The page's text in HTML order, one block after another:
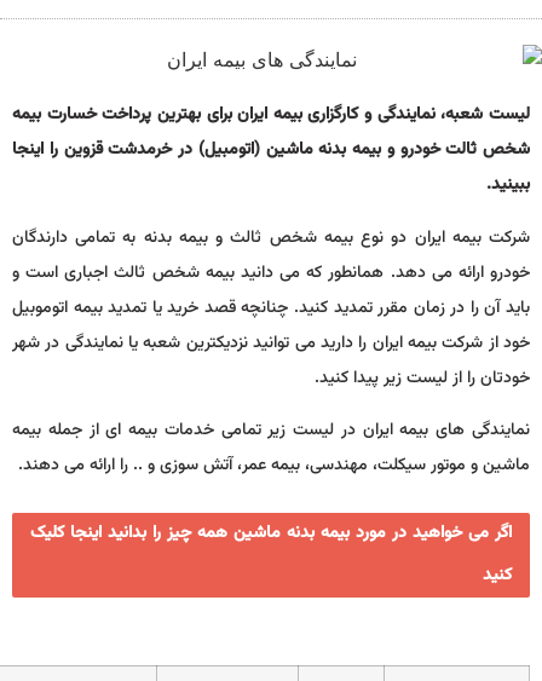
لیست شعبه، نمایندگی و کارگزاری بیمه ایران برای بهترین پرداخت خسارت بیمه
شخص ثالت خودرو و بیمه بدنه ماشین (اتومبیل) در خرمدشت قزوین را اینجا
ببینید.
شرکت بیمه ایران دو نوع بیمه شخص ثالث و بیمه بدنه به تمامی دارندگان
خودرو ارائه می دهد. همانطور که می دانید بیمه شخص ثالث اجباری است و
باید آن را در زمان مقرر تمدید کنید. چنانچه قصد خرید یا تمدید بیمه اتوموبیل
خود از شرکت بیمه ایران را دارید می توانید نزدیکترین شعبه یا نمایندگی در شهر
خودتان را از لیست زیر پیدا کنید.
نمایندگی های بیمه ایران در لیست زیر تمامی خدمات بیمه ای از جمله بیمه
ماشین و موتور سیکلت، مهندسی، بیمه عمر، آتش سوزی و .. را ارائه می دهند.
اگر می خواهید در مورد بیمه بدنه ماشین همه چیز را بدانید اینجا کلیک
کنید